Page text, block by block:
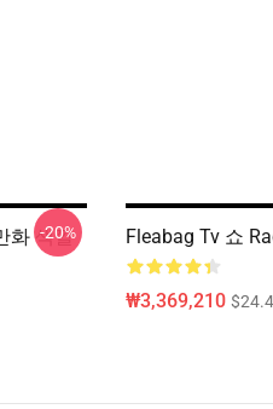
화 색깔
-20% Fleabag Tv 쇼
₩3,369,210